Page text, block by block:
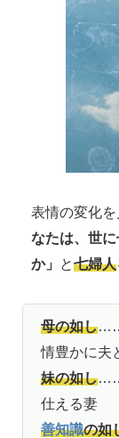
表情の変化
なたは、世
か」
と七婦人
母の如し
情豊かに夫
妹の如し
仕える妻
善知識の如